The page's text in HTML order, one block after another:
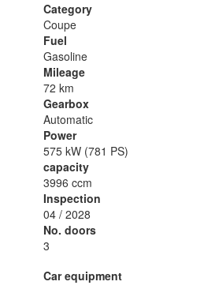
Category
Coupe
Fuel
Gasoline
Mileage
72 km
Gearbox
Automatic
Power
575 kW (781 PS)
capacity
3996 ccm
Inspection
04 / 2028
No. doors
3
Car equipment